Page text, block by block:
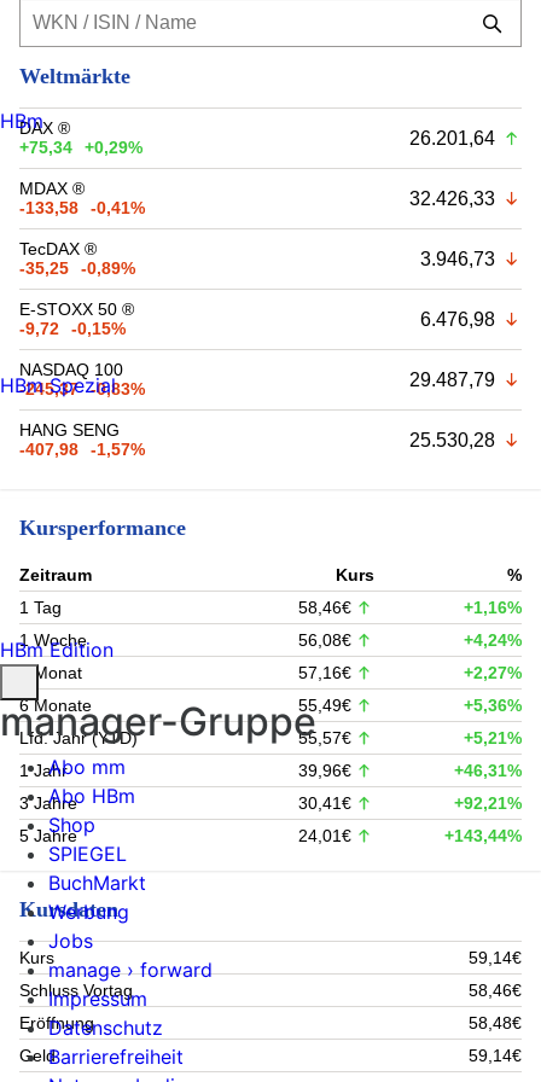
Weltmärkte
DAX ®
+75,34
+0,29% 26.201,64
MDAX ®
-133,58
-0,41% 32.426,33
TecDAX ®
-35,25
-0,89% 3.946,73
E-STOXX 50 ®
-9,72
-0,15% 6.476,98
NASDAQ 100
-245,37
-0,83% 29.487,79
HANG SENG
-407,98
-1,57% 25.530,28
Kursperformance
Zeitraum Kurs
%
1 Tag
58,46€
+1,16%
1 Woche
56,08€
+4,24%
1 Monat
57,16€
+2,27%
6 Monate
55,49€
+5,36%
Lfd. Jahr (YTD)
55,57€
+5,21%
1 Jahr
39,96€
+46,31%
3 Jahre
30,41€
+92,21%
5 Jahre
24,01€ +143,44%
Kursdaten
Kurs
59,14€
Schluss Vortag
58,46€
Eröffnung
58,48€
Geld
59,14€
HBm
HBm Spezial
HBm Edition
manager-Gruppe
Abo mm
Abo HBm
Shop
SPIEGEL
BuchMarkt
Werbung
Jobs
manage › forward
Impressum
Datenschutz
Barrierefreiheit